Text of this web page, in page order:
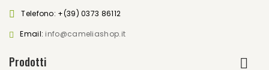
Telefono: +(39) 0373 86112
Email: info@cameliashop.it
Prodotti